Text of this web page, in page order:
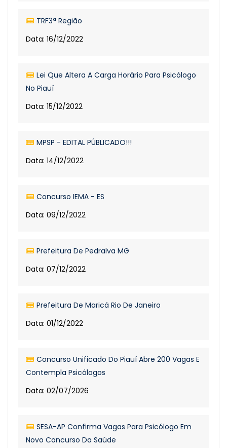
TRF3ª Região
Data: 16/12/2022
Lei Que Altera A Carga Horário Para Psicólogo
No Piauí
Data: 15/12/2022
MPSP - EDITAL PÚBLICADO!!!
Data: 14/12/2022
Concurso IEMA - ES
Data: 09/12/2022
Prefeitura De Pedralva MG
Data: 07/12/2022
Prefeitura De Maricá Rio De Janeiro
Data: 01/12/2022
Concurso Unificado Do Piauí Abre 200 Vagas E
Contempla Psicólogos
Data: 02/07/2026
SESA-AP Confirma Vagas Para Psicólogo Em
Novo Concurso Da Saúde